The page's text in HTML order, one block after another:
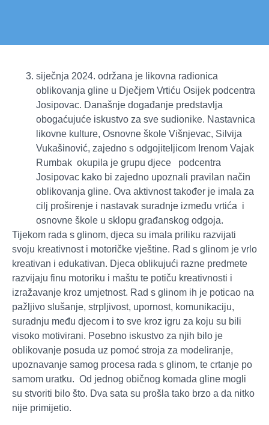
siječnja 2024. održana je likovna radionica
oblikovanja gline u Dječjem Vrtiću Osijek podcentra
Josipovac. Današnje događanje predstavlja
obogaćujuće iskustvo za sve sudionike. Nastavnica
likovne kulture, Osnovne škole Višnjevac, Silvija
Vukašinović, zajedno s odgojiteljicom Irenom Vajak
Rumbak okupila je grupu djece podcentra
Josipovac kako bi zajedno upoznali pravilan način
oblikovanja gline. Ova aktivnost također je imala za
cilj proširenje i nastavak suradnje između vrtića i
osnovne škole u sklopu građanskog odgoja.
Tijekom rada s glinom, djeca su imala priliku razvijati
svoju kreativnost i motoričke vještine. Rad s glinom je vrlo
kreativan i edukativan. Djeca oblikujući razne predmete
razvijaju finu motoriku i maštu te potiču kreativnosti i
izražavanje kroz umjetnost. Rad s glinom ih je poticao na
pažljivo slušanje, strpljivost, upornost, komunikaciju,
suradnju među djecom i to sve kroz igru za koju su bili
visoko motivirani. Posebno iskustvo za njih bilo je
oblikovanje posuda uz pomoć stroja za modeliranje,
upoznavanje samog procesa rada s glinom, te crtanje po
samom uratku. Od jednog običnog komada gline mogli
su stvoriti bilo što. Dva sata su prošla tako brzo a da nitko
nije primijetio.